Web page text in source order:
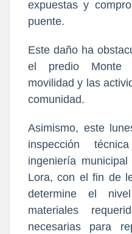
expuestas y
puente.
Este daño ha
el predio Monte
movilidad y las
comunidad.
Asimismo, este
inspección
ingeniería
Lora, con el fin de
determine el
materiales
necesarias para